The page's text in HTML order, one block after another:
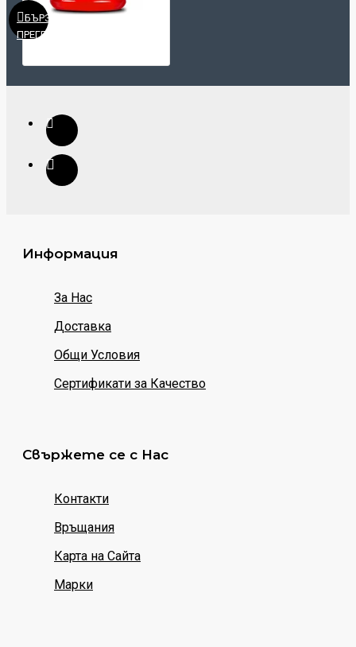
БЪРЗ
ПРЕГЛЕД
Информация
За Нас
Доставка
Общи Условия
Сертификати за Качество
Свържете се с Нас
Контакти
Връщания
Карта на Сайта
Марки